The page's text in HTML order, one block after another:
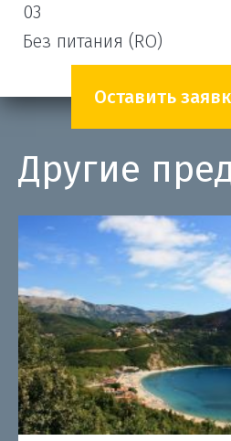
03
Без питания (RO)
Оставить
Другие